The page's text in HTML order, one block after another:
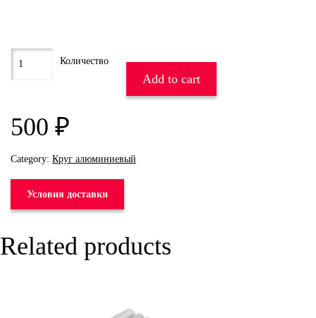
500 ₽
Add to cart
Category: Круг алюминиевый
Условия доставки
Related products